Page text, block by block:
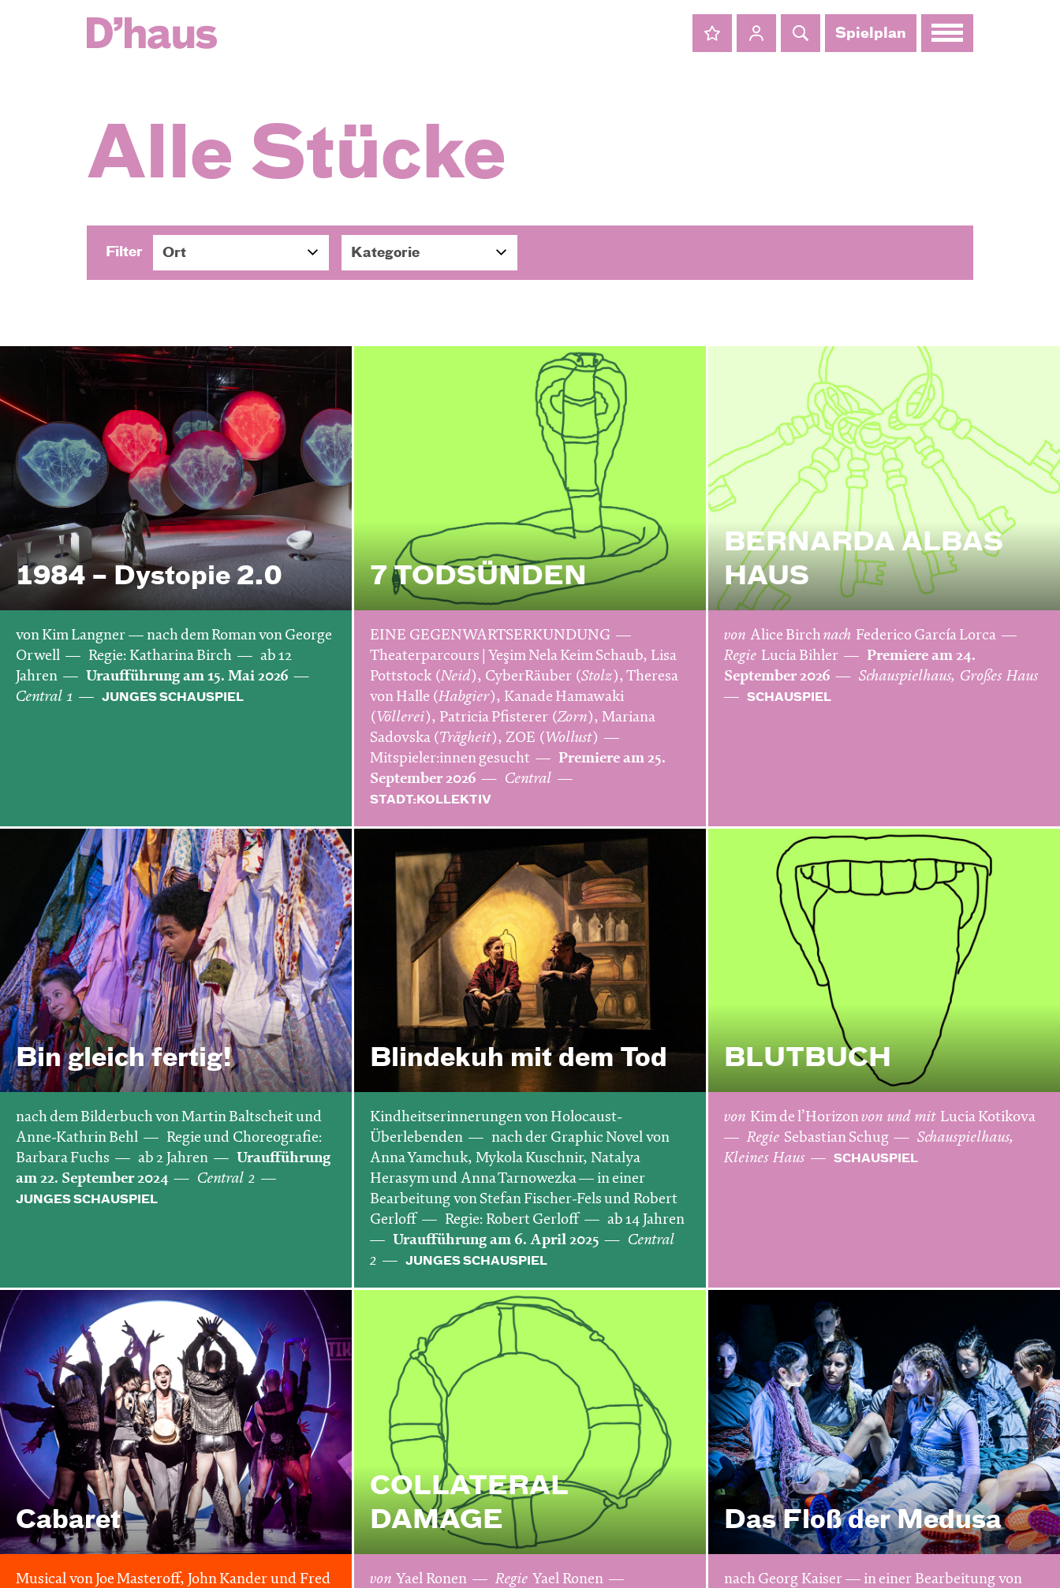
Spielplan
Alle Stücke
Filter Ort Kategorie
1984 – Dystopie 2.0
von Kim Langner — nach dem Roman von George
Orwell
Regie: Katharina Birch
ab 12
Jahren
Uraufführung am 15. Mai 2026
Central 1
JUNGES SCHAUSPIEL
7 TODSÜNDEN
EINE GEGENWARTSERKUNDUNG
Theaterparcours | Yeşim Nela Keim Schaub, Lisa
Pottstock (Neid), CyberRäuber (Stolz), Theresa
von Halle (Habgier), Kanade Hamawaki
( Völlerei), Patricia Pfisterer (Zorn), Mariana
Sadovska (Trägheit), ZOE ( Wollust)
Mitspieler:innen gesucht
Premiere am 25.
September 2026
Central
STADT:KOLLEKTIV
BERNARDA ALBAS
HAUS
von Alice Birch nach Federico García Lorca
Regie Lucia Bihler
Premiere am 24.
September 2026
Schauspielhaus, Großes Haus
SCHAUSPIEL
Bin gleich fertig!
nach dem Bilderbuch von Martin Baltscheit und
Anne-Kathrin Behl
Regie und Choreografie:
Barbara Fuchs
ab 2 Jahren
Uraufführung
am 22. September 2024
Central 2
JUNGES SCHAUSPIEL
Blinde­kuh mit dem Tod
Kindheitserinnerungen von Holocaust-
Überlebenden
nach der Graphic Novel von
Anna Yamchuk, Mykola Kuschnir, Natalya
Herasym und Anna Tarnowezka — in einer
Bearbeitung von Stefan Fischer-Fels und Robert
Gerloff
Regie: Robert Gerloff
ab 14 Jahren
Uraufführung am 6. April 2025
Central
2
JUNGES SCHAUSPIEL
BLUTBUCH
von Kim de l’Horizonvon und mit Lucia Kotikova
Regie Sebastian Schug
Schauspielhaus,
Kleines Haus
SCHAUSPIEL
Cabaret
Musical von Joe Masteroff, John Kander und Fred
COLLATERAL
DAMAGE
von Yael Ronen Regie Yael Ronen
Das Floß der Medusa
nach Georg Kaiser — in einer Bearbeitung von